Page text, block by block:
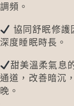
調頻。
協同舒眠修護
深度睡眠時長 。
甜美溫柔氣息
通道， 改善暗沉
晚。